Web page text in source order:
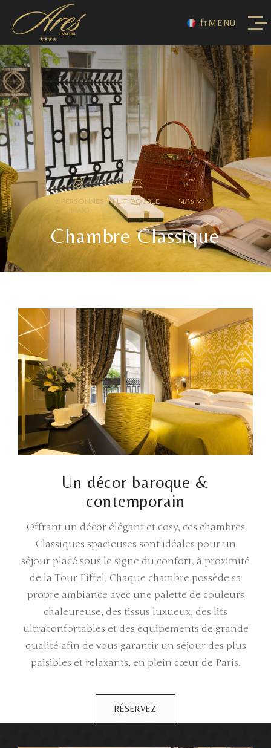
frMENU
2 PERSONNES
(MAX)
1 LIT DOUBLE 14/16 M²
Chambre Classique
Un décor baroque &
contemporain
Offrant un décor élégant et cosy, ces chambres
Classiques spacieuses sont idéales pour un
séjour placé sous le signe du confort, à proximité
de la Tour Eiffel. Chaque chambre possède sa
propre ambiance avec une palette de couleurs
chaleureuse, des tissus luxueux, des lits
ultraconfortables et des équipements de grande
qualité afin de vous garantir un séjour des plus
paisibles et relaxants, en plein cœur de Paris.
RÉSERVEZ